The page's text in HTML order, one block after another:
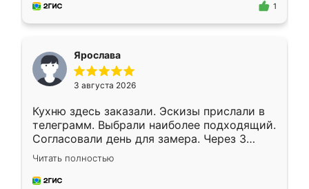
предложил по моему эскизу самый
1
Ярослава
3 августа 2026
Кухню здесь заказали. Эскизы прислали в
телеграмм. Выбрали наиболее подходящий.
Согласовали день для замера. Через 3
недели кухня была уже готова. Остались
довольны работой. Спасибо Ренессанс
мебель за качественную работу!
Читать полностью